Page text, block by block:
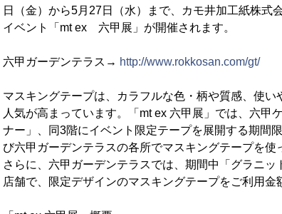
日（金）から5月27日（水）まで、カモ井加工紙株式
イベント「mt ex 六甲展」が開催されます。
六甲ガーデンテラス→ http://www.rokkosan.com/gt/
マスキングテープは、カラフルな色・柄や質感、使
人気が高まっています。「mt ex 六甲展」では、六甲
ナー」、同3階にイベント限定テープを展開する期間
び六甲ガーデンテラスの各所でマスキングテープを使
さらに、六甲ガーデンテラスでは、期間中「グラニ
店舗で、限定デザインのマスキングテープをご利用金